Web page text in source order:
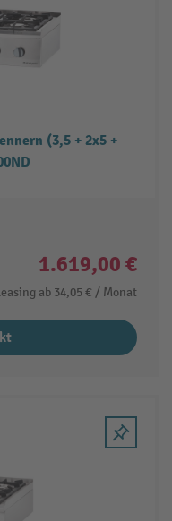
(3,5 + 2x5 +
1.619,00 €
ab 34,05 € / Monat